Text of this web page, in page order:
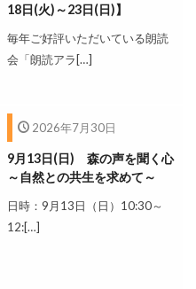
18日(火)～23日(日)】
毎年ご好評いただいている朗読
会「朗読アラ[…]
2026年7月30日
9月13日(日) 森の声を聞く心
～自然との共生を求めて～
日時：9月13日（日）10:30～
12:[…]